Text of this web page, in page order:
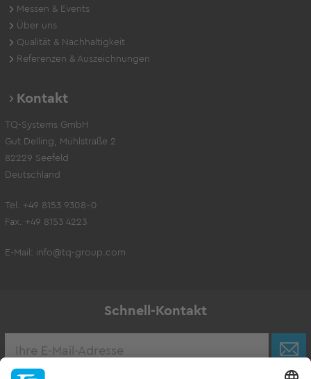
Messen & Events
Über uns
Qualität & Nachhaltigkeit
Referenzen & Auszeichnungen
Kontakt
TQ-Systems GmbH
Gut Delling, Mühlstraße 2
82229 Seefeld
Deutschland
Tel. +49 8153 9308-0
Fax. +49 8153 4223
E-Mail: info@tq-group.com
Schnell-Kontakt